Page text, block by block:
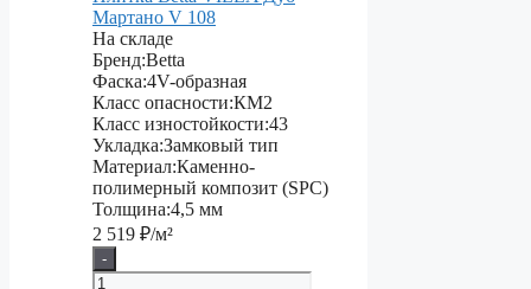
Мартано V 108
На складе
Бренд:Betta
Фаска:4V-образная
Класс опасности:КМ2
Класс изностойкости:43
Укладка:Замковый тип
Материал:Каменно-
полимерный композит (SPC)
Толщина:4,5 мм
2 519 ₽/м²
-